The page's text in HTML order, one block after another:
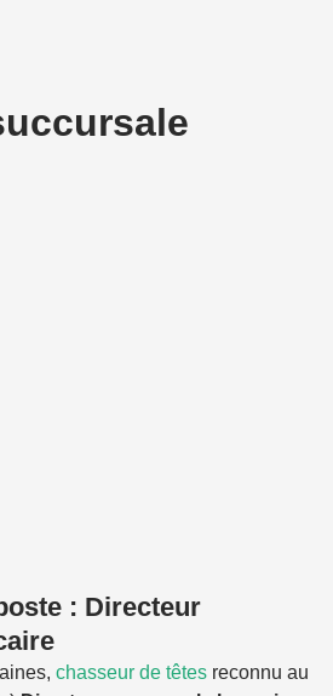
: Directeur
chasseur de têtes reconnu au